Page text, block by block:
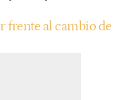
frente al cambio de